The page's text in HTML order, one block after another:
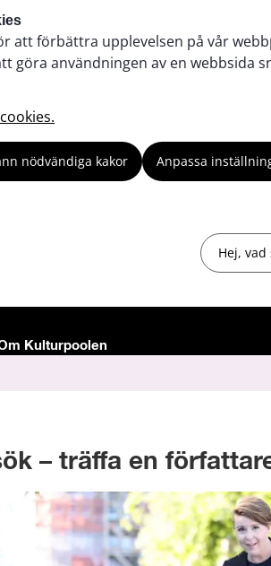
att förbättra upplevelsen på vår
göra användningen av en webbsida
nödvändiga kakor Anpassa
Sök
Kulturpoolen
– träffa en